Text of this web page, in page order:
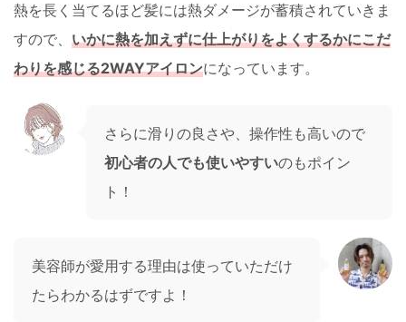
熱を長く当てるほど髪には熱ダメージが蓄積されていきま
すので、 いかに熱を加えずに仕上がりをよくするかにこだ
わりを感じる2WAYアイロンになっています。
さらに滑りの良さや、操作性も高いので
初心者の人でも使いやすいのもポイン
ト！
美容師が愛用する理由は使っていただけ
たらわかるはずですよ！